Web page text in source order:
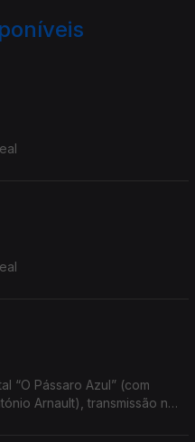
“O Pássaro Azul” (com
Arnault), transmissão na